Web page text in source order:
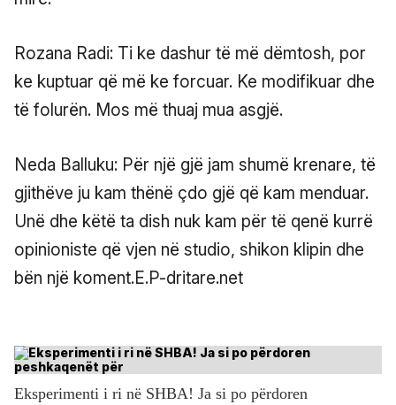
Rozana Radi: Ti ke dashur të më dëmtosh, por
ke kuptuar që më ke forcuar. Ke modifikuar dhe
të folurën. Mos më thuaj mua asgjë.
Neda Balluku: Për një gjë jam shumë krenare, të
gjithëve ju kam thënë çdo gjë që kam menduar.
Unë dhe këtë ta dish nuk kam për të qenë kurrë
opinioniste që vjen në studio, shikon klipin dhe
bën një koment.E.P-dritare.net
Eksperimenti i ri në SHBA! Ja si po përdoren